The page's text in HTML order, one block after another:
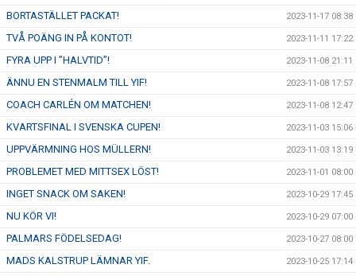
BORTASTÄLLET PACKAT! 2023-11-17 08:38
TVÅ POÄNG IN PÅ KONTOT! 2023-11-11 17:22
FYRA UPP I ”HALVTID”! 2023-11-08 21:11
ÄNNU EN STENMALM TILL YIF! 2023-11-08 17:57
COACH CARLÉN OM MATCHEN! 2023-11-08 12:47
KVARTSFINAL I SVENSKA CUPEN! 2023-11-03 15:06
UPPVÄRMNING HOS MÜLLERN! 2023-11-03 13:19
PROBLEMET MED MITTSEX LÖST! 2023-11-01 08:00
INGET SNACK OM SAKEN! 2023-10-29 17:45
NU KÖR VI! 2023-10-29 07:00
PALMARS FÖDELSEDAG! 2023-10-27 08:00
MADS KALSTRUP LÄMNAR YIF. 2023-10-25 17:14